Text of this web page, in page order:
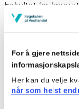
For å gjere
Her kan du velje
når som helst
Fakultet for
programområda
og ein meir